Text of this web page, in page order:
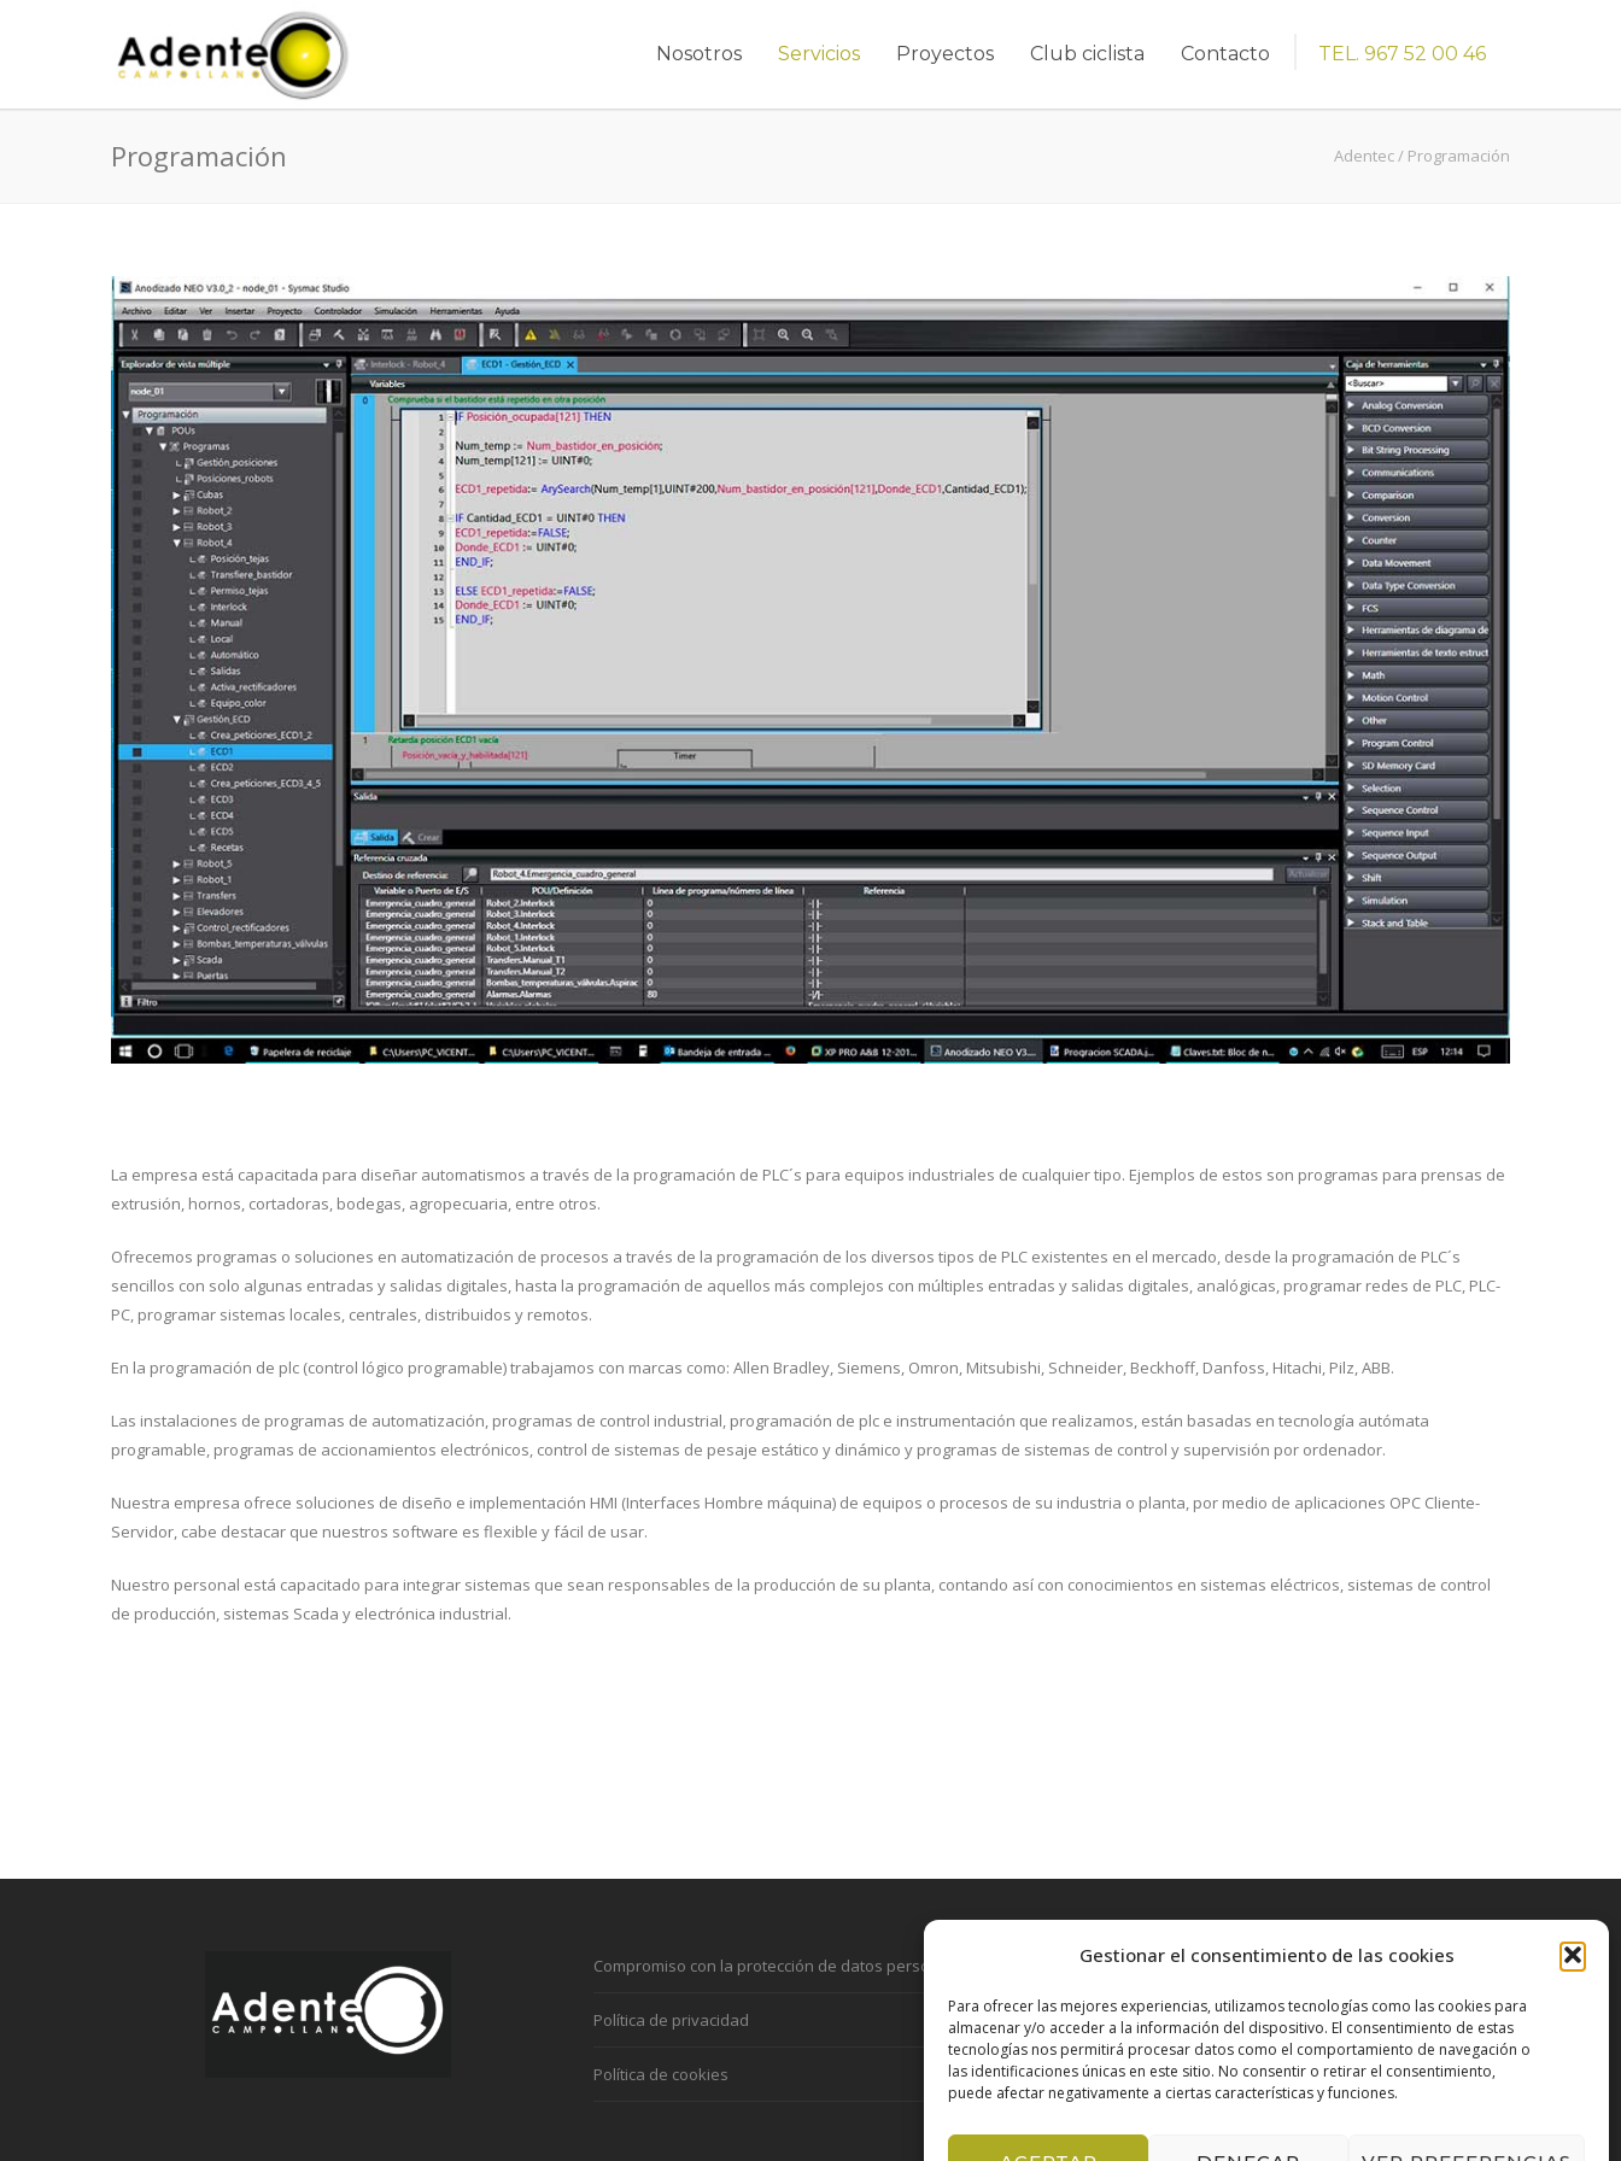
Gestionar el consentimiento de las cookies
Para ofrecer las mejores experiencias, utilizamos tecnologías como las cookies para
almacenar y/o acceder a la información del dispositivo. El consentimiento de estas
tecnologías nos permitirá procesar datos como el comportamiento de navegación o
las identificaciones únicas en este sitio. No consentir o retirar el consentimiento,
puede afectar negativamente a ciertas características y funciones.
TEL. 967 52 00 46
Nosotros Servicios Proyectos Club ciclista Contacto
Programación Adentec/ Programación
La empresa está capacitada para diseñar automatismos a través de la programación de PLC´s para equipos industriales de cualquier tipo. Ejemplos de estos son programas para prensas de
extrusión, hornos, cortadoras, bodegas, agropecuaria, entre otros.
Ofrecemos programas o soluciones en automatización de procesos a través de la programación de los diversos tipos de PLC existentes en el mercado, desde la programación de PLC´s
sencillos con solo algunas entradas y salidas digitales, hasta la programación de aquellos más complejos con múltiples entradas y salidas digitales, analógicas, programar redes de PLC, PLC-
PC, programar sistemas locales, centrales, distribuidos y remotos.
En la programación de plc (control lógico programable) trabajamos con marcas como: Allen Bradley, Siemens, Omron, Mitsubishi, Schneider, Beckhoff, Danfoss, Hitachi, Pilz, ABB.
Las instalaciones de programas de automatización, programas de control industrial, programación de plc e instrumentación que realizamos, están basadas en tecnología autómata
programable, programas de accionamientos electrónicos, control de sistemas de pesaje estático y dinámico y programas de sistemas de control y supervisión por ordenador.
Nuestra empresa ofrece soluciones de diseño e implementación HMI (Interfaces Hombre máquina) de equipos o procesos de su industria o planta, por medio de aplicaciones OPC Cliente-
Servidor, cabe destacar que nuestros software es flexible y fácil de usar.
Nuestro personal está capacitado para integrar sistemas que sean responsables de la producción de su planta, contando así con conocimientos en sistemas eléctricos, sistemas de control
de producción, sistemas Scada y electrónica industrial.
Compromiso con la protección de datos personales
Política de privacidad
Política de cookies
Contacto
Pol. Industrial Campollano Av. tercera nº2 02007
Albacete, España
Teléfono:967520046
E-Mail: info@adentec.es